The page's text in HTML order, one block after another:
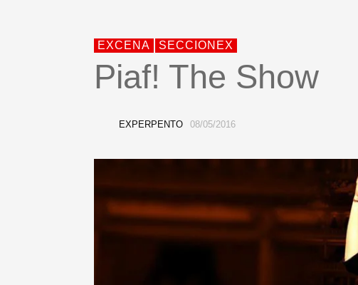
EXCENA SECCIONEX
Piaf! The Show
EXPERPENTO 08/05/2016